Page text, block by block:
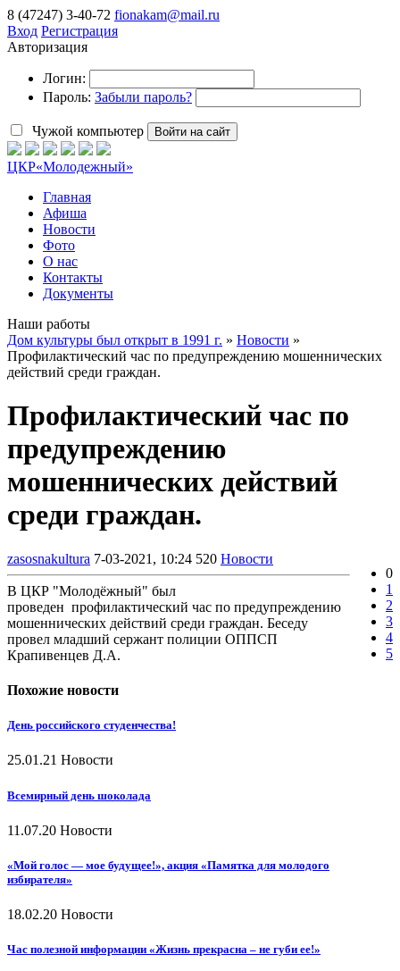
8 (47247) 3-40-72 fionakam@mail.ru
Вход Регистрация
Авторизация
Логин:
Пароль: Забыли пароль?
Чужой компьютер Войти на сайт
ЦКР«Молодежный»
Главная
Афиша
Новости
Фото
О нас
Контакты
Документы
Наши работы
Дом культуры был открыт в 1991 г. » Новости »
Профилактический час по предупреждению мошеннических
действий среди граждан.
Профилактический час по
предупреждению
мошеннических действий
среди граждан.
zasosnakultura 7-03-2021, 10:24 520 Новости
0
1
2
3
4
5
В ЦКР "Молодёжный" был
проведен профилактический час по предупреждению
мошеннических действий среди граждан. Беседу
провел младший сержант полиции ОППСП
Крапивенцев Д.А.
Похожие новости
День российского студенчества!
25.01.21 Новости
Всемирный день шоколада
11.07.20 Новости
«Мой голос — мое будущее!», акция «Памятка для молодого
избирателя»
18.02.20 Новости
Час полезной информации «Жизнь прекрасна – не губи ее!»